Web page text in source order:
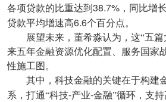
各项贷款的比重达到 38.7% ，同比增长
贷款平均增速高6.6个百分点。
展望未来，董希淼认为，这“五
来五年金融资源优化配置、服务国家
性施工图。
其中，科技金融的关键在于构建
系，打通“科技-产业-金融”循环，支